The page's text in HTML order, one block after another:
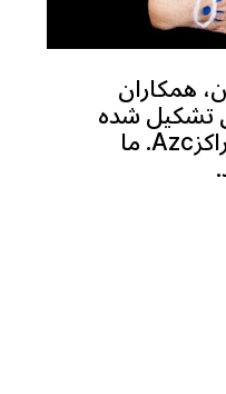
همکاران
تشکیل شده
است. همان اندازه متفاوت و متنوع همانند ساکنین مراکزAzc. ما